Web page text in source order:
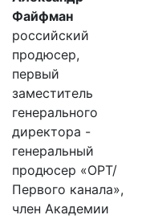
Файфман
российский
продюсер,
первый
заместитель
генерального
директора -
генеральный
продюсер «ОРТ/
Первого канала»,
член Академии